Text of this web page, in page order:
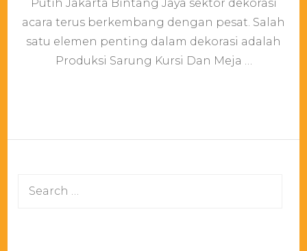
Dan
Meja
Rumbai
Putih
Putih Jakarta Bintang Jaya sektor dekorasi
acara terus berkembang dengan pesat. Salah
satu elemen penting dalam dekorasi adalah
Produksi Sarung Kursi Dan Meja …
Search